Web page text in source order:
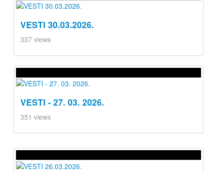
VESTI 30.03.2026.
337 views
VESTI - 27. 03. 2026.
351 views